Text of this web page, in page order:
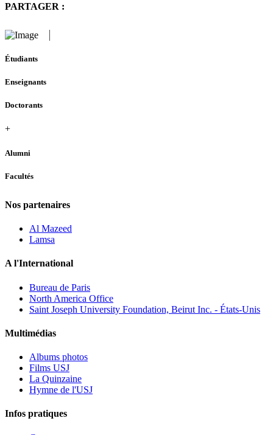
PARTAGER :
Étudiants
Enseignants
Doctorants
+
Alumni
Facultés
Nos partenaires
Al Mazeed
Lamsa
A l'International
Bureau de Paris
North America Office
Saint Joseph University Foundation, Beirut Inc. - États-Unis
Multimédias
Albums photos
Films USJ
La Quinzaine
Hymne de l'USJ
Infos pratiques